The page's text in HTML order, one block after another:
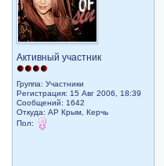
Активный участник
Группа: Участники
Регистрация: 15 Авг 2006, 18:39
Сообщений: 1642
Откуда: АР Крым, Керчь
Пол: